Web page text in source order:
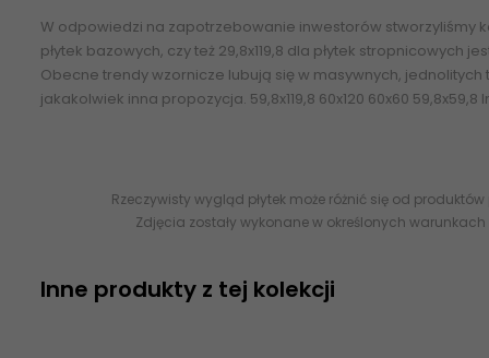
W odpowiedzi na zapotrzebowanie inwestorów stworzyliśmy
płytek bazowych, czy też 29,8x119,8 dla płytek
Obecne trendy wzornicze lubują się w masywnych,
jakakolwiek inna propozycja. 59,8x119,8 60x120 60x60 59,8x59,8
Rzeczywisty wygląd płytek może różnić się od
Zdjęcia zostały wykonane w określonych
Inne produkty z tej kolekcji